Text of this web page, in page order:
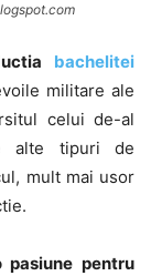
bachelitei
militare ale
celui de-al
alte tipuri de
mult mai usor
pentru